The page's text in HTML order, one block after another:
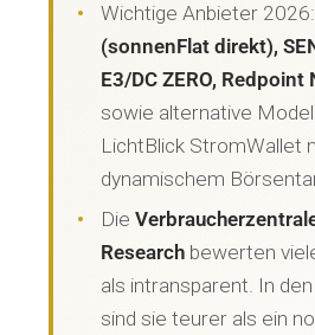
Wichtige Anbieter 2026:
(sonnenFlat direkt),
E3/DC ZERO, Redpoint
sowie alternative
LichtBlick StromWallet
dynamischem
Die
Research bewerten
als intransparent. In
sind sie teurer als ein